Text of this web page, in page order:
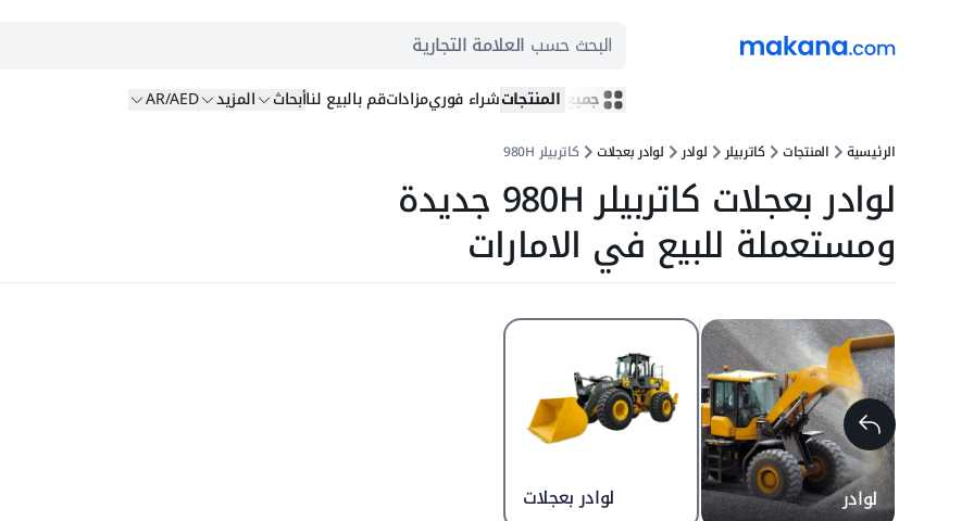
البحث حسب العلامة التجارية
جميع المنتجاتشراء فوريمزاداتقم بالبيع لناأبحاث المزيد AR/AED
الرئيسية المنتجات كاتربيلر لوادر لوادر بعجلات كاتربيلر 980H
لوادر بعجلات كاتربيلر 980H جديدة
ومستعملة للبيع في الامارات
لوادر لوادر بعجلات